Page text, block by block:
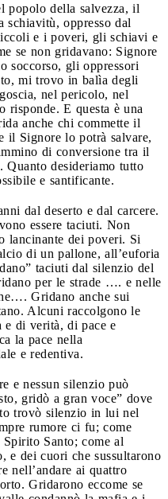
popolo della salvezza, il
schiavitù, oppresso dal
e i poveri, gli schiavi e
se non gridavano: Signore
soccorso, gli oppressori
mi trovo in balìa degli
nel pericolo, nel
risponde. E questa è una
anche chi commette il
il Signore lo potrà salvare,
di conversione tra il
Quanto desideriamo tutto
e santificante.
dal deserto e dal carcere.
essere taciuti. Non
lancinante dei poveri. Si
di un pallone, all’euforia
taciuti dal silenzio del
per le strade …. e nelle
Gridano anche sui
Alcuni raccolgono le
di verità, di pace e
la pace nella
e redentiva.
e nessun silenzio può
gridò a gran voce” dove
trovò silenzio in lui nel
rumore ci fu; come
Santo; come al
e dei cuori che sussultarono
nell’andare ai quattro
Gridarono eccome se